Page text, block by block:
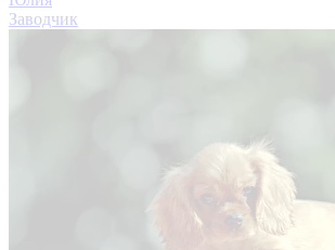
Заводчик